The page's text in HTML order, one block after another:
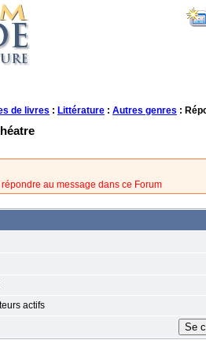
de livres : Littérature : Autres genres :
au message dans ce Forum
actifs